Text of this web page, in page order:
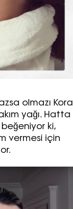
sitesi
onayolmazı Kora
yağı. Hatta
ki,
vermesi için